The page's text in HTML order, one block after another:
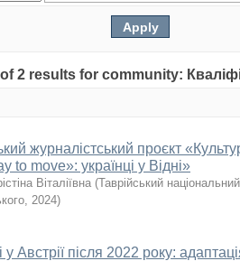
2 results for community:
журналістський проєкт
to move»: українці у Відні»
Віталіївна (Таврійський
, 2024)
у Австрії після 2022 року: